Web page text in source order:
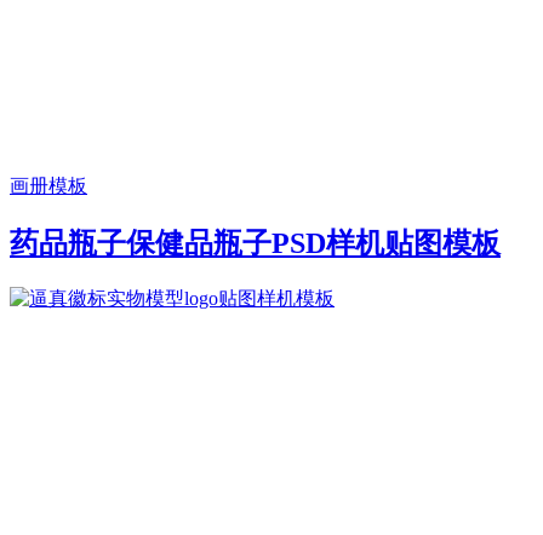
画册模板
药品瓶子保健品瓶子PSD样机贴图模板